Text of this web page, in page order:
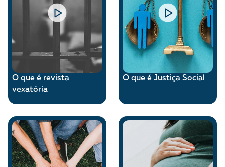
O que é revista
vexatória
O que é Justiça Social